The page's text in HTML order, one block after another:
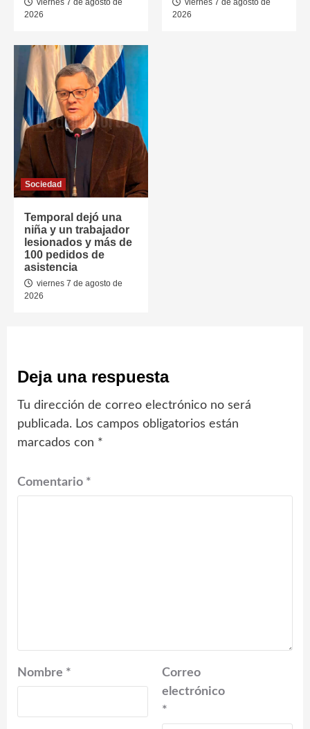
2026
2026
Sociedad
Temporal dejó una
niña y un trabajador
lesionados y más de
100 pedidos de
asistencia
viernes 7 de agosto de
2026
Deja una respuesta
Tu dirección de correo electrónico no será
publicada. Los campos obligatorios están
marcados con *
Comentario *
Nombre *
Correo
electrónico
*